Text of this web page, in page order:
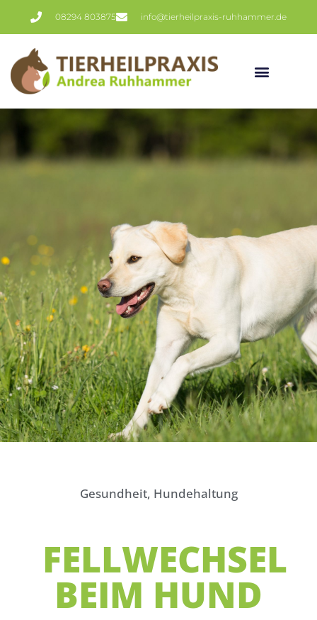
08294 803875 info@tierheilpraxis-ruhhammer.de
Gesundheit, Hundehaltung
FELLWECHSEL
BEIM HUND